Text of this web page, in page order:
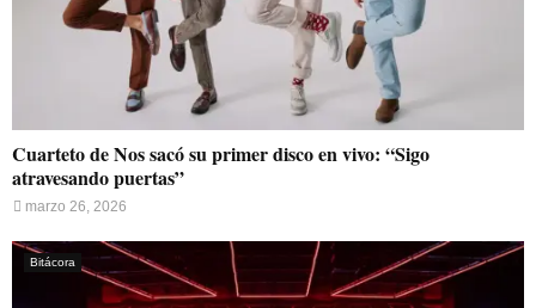
Cuarteto de Nos sacó su primer disco en vivo: “Sigo
atravesando puertas”
marzo 26, 2026
Bitácora